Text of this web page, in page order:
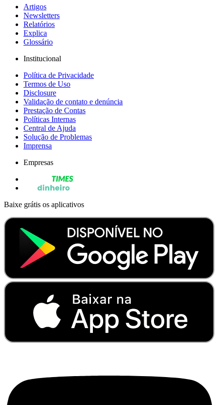
Artigos
Newsletters
Relatórios
Explica
Glossário
Institucional
Política de Privacidade
Termos de Uso
Disclosure
Validação de contato e denúncia
Prestação de Contas
Políticas Internas
Central de Ajuda
Solução de Problemas
Imprensa
Empresas
Baixe grátis os aplicativos